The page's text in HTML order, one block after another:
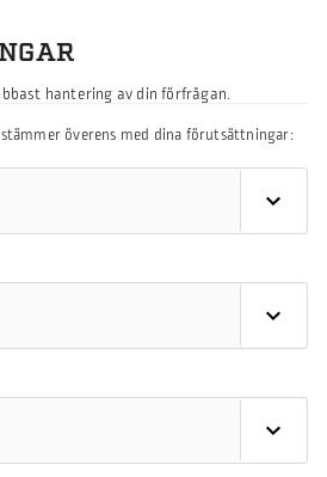
hantering av din förfrågan.
överens med dina förutsättningar: